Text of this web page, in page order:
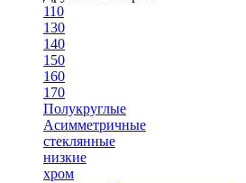
110
130
140
150
160
170
Полукруглые
Асимметричные
стеклянные
низкие
хром